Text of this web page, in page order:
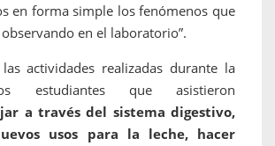
en forma simple los fenómenos que
en el laboratorio”.
actividades realizadas durante la
estudiantes que asistieron
a través del sistema digestivo,
usos para la leche, hacer